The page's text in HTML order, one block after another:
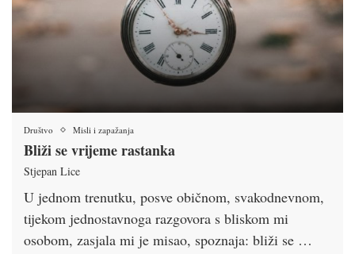
Društvo Misli i zapažanja
Bliži se vrijeme rastanka
Stjepan Lice
U jednom trenutku, posve običnom, svakodnevnom,
tijekom jednostavnoga razgovora s bliskom mi
osobom, zasjala mi je misao, spoznaja: bliži se …